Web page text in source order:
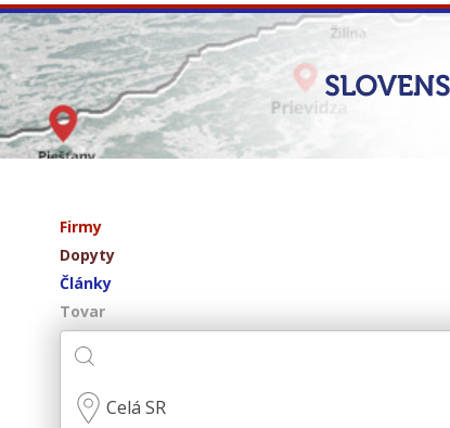
Firmy
Dopyty
Články
Tovar
Celá SR